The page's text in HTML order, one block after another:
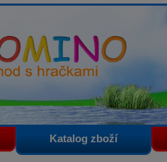
s hračkami
Katalog zboží